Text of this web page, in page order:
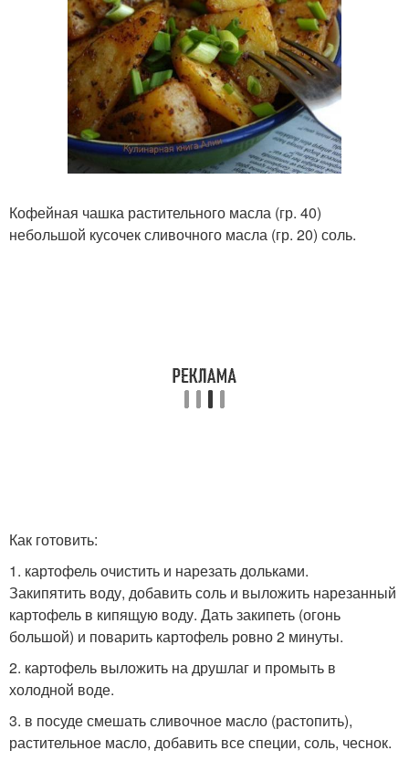
Кофейная чашка растительного масла (гр. 40)
небольшой кусочек сливочного масла (гр. 20) соль.
Как готовить:
1. картофель очистить и нарезать дольками.
Закипятить воду, добавить соль и выложить нарезанный
картофель в кипящую воду. Дать закипеть (огонь
большой) и поварить картофель ровно 2 минуты.
2. картофель выложить на друшлаг и промыть в
холодной воде.
3. в посуде смешать сливочное масло (растопить),
растительное масло, добавить все специи, соль, чеснок.